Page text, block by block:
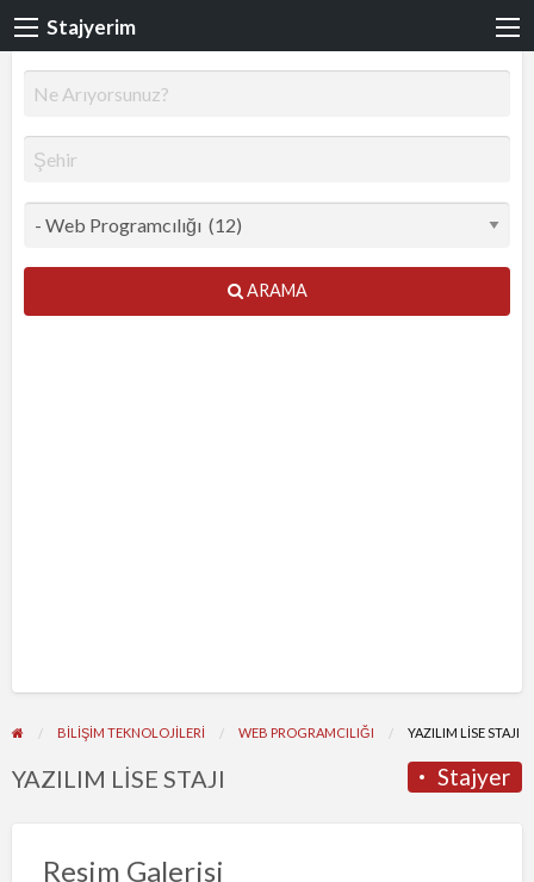
Stajyerim
ARAMA
BİLİŞİM TEKNOLOJİLERİ WEB PROGRAMCILIĞI YAZILIM LİSE STAJI
Stajyer
YAZILIM LİSE STAJI
Resim Galerisi